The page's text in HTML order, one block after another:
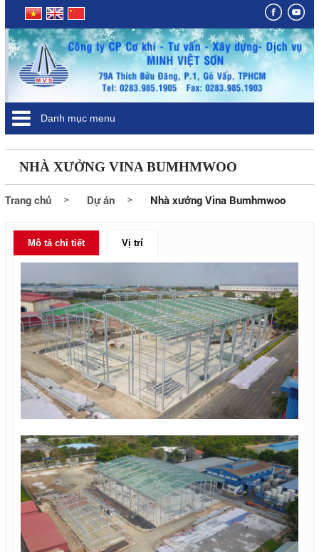
Danh mục menu
NHÀ XƯỞNG VINA BUMHMWOO
Trang chủ Dự án Nhà xưởng Vina Bumhmwoo
Mô tả chi tiết Vị trí